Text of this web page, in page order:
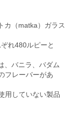
カ（matka）ガラス
れ480ルピーと
、バニラ、バダム
フレーバーがあ
用していない製品